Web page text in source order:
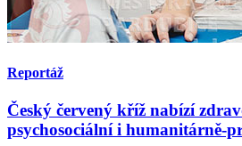
Reportáž
Český červený kříž nabízí
psychosociální i humanitárně-